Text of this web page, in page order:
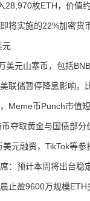
28,970枚ETH，价值
将实施的22%加密货
元
美元山寨币，包括
联储暂停降息影响，
Meme币Punch市值
夺取黄金与国债部分
元融资，TikTok等参
：预计本周将出台稳
止盈9600万规模